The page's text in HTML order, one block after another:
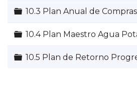
Carpeta
10.3 Plan Anual de Compras
Carpeta
10.4 Plan Maestro Agua
Carpeta
10.5 Plan de Retorno